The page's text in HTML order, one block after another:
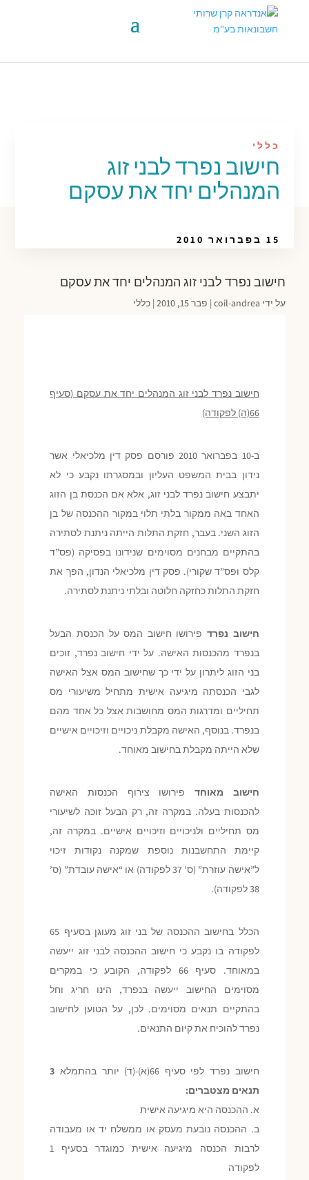
כללי
חישוב נפרד לבני זוג
המנהלים יחד את עסקם
15 בפברואר 2010
חישוב נפרד לבני זוג המנהלים יחד את עסקם
על ידי coil-andrea
| פבר 15, 2010 |כללי
חישוב נפרד לבני זוג המנהלים יחד את עסקם (סעיף
66(ה) לפקודה)
ב-10 בפברואר 2010 פורסם פסק דין מלכיאלי אשר
נידון בבית המשפט העליון ובמסגרתו נקבע כי לא
יתבצע חישוב נפרד לבני זוג, אלא אם הכנסת בן הזוג
האחד באה ממקור בלתי תלוי במקור ההכנסה של בן
הזוג השני. בעבר, חזקת התלות הייתה ניתנת לסתירה
בהתקיים מבחנים מסוימים שנידונו בפסיקה (פס”ד
קלס ופס”ד שקורי). פסק דין מלכיאלי הנדון, הפך את
חזקת התלות כחזקה חלוטה ובלתי ניתנת לסתירה.
חישוב נפרד פירושו חישוב המס על הכנסת הבעל
בנפרד מהכנסות האישה. על ידי חישוב נפרד, זוכים
בני הזוג ליתרון על ידי כך שחישוב המס אצל האישה
לגבי הכנסתה מיגיעה אישית מתחיל משיעורי מס
תחיליים ומדרגות המס מחושבות אצל כל אחד מהם
בנפרד. בנוסף, האישה מקבלת ניכויים וזיכויים אישיים
שלא הייתה מקבלת בחישוב מאוחד.
חישוב מאוחד פירושו צירוף הכנסות האישה
להכנסות בעלה. במקרה זה, רק הבעל זוכה לשיעורי
מס תחיליים ולניכויים וזיכויים אישיים. במקרה זה,
קיימת התחשבנות נוספת שמקנה נקודות זיכוי
ל”אישה עוזרת” (ס’ 37 לפקודה) או “אישה עובדת” (ס’
38 לפקודה).
הכלל בחישוב ההכנסה של בני זוג מעוגן בסעיף 65
לפקודה בו נקבע כי חישוב ההכנסה לבני זוג ייעשה
במאוחד. סעיף 66 לפקודה, הקובע כי במקרים
מסוימים החישוב ייעשה בנפרד, הינו חריג וחל
בהתקיים תנאים מסוימים. לכן, על הטוען לחישוב
נפרד להוכיח את קיום התנאים.
חישוב נפרד לפי סעיף 66(א)-(ד) יותר בהתמלא
3
תנאים מצטברים:
א. ההכנסה היא מיגיעה אישית
ב. ההכנסה נובעת מעסק או ממשלח יד או מעבודה
לרבות הכנסה מיגיעה אישית כמוגדר בסעיף 1
לפקודה